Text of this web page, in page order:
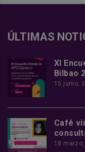
ÚLTIMAS
XI
Bilbao
15 junio,
Café
18